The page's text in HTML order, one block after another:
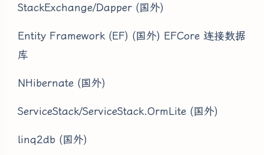
StackExchange/Dapper (国外)
Entity Framework (EF) (国外) EFCore 连接数据
库
NHibernate (国外)
ServiceStack/ServiceStack.OrmLite (国外)
linq2db (国外)